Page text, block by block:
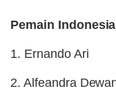
Pemain
1. Ernando Ari
2. Alfeandra